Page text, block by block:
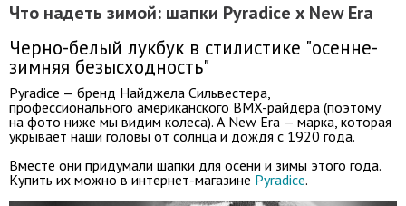
Что надеть зимой: шапки Pyradice x New Era
Черно-белый лукбук в стилистике "осенне-
зимняя безысходность"
Pyradice — бренд Найджела Сильвестера,
профессионального американского BMX-райдера (поэтому
на фото ниже мы видим колеса). А New Era — марка, которая
укрывает наши головы от солнца и дождя с 1920 года.
Вместе они придумали шапки для осени и зимы этого года.
Купить их можно в интернет-магазине Pyradice.